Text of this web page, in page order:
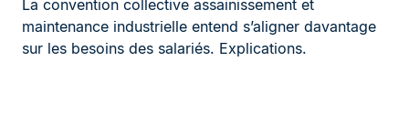
La convention collective assainissement et
maintenance industrielle entend s’aligner davantage
sur les besoins des salariés. Explications.